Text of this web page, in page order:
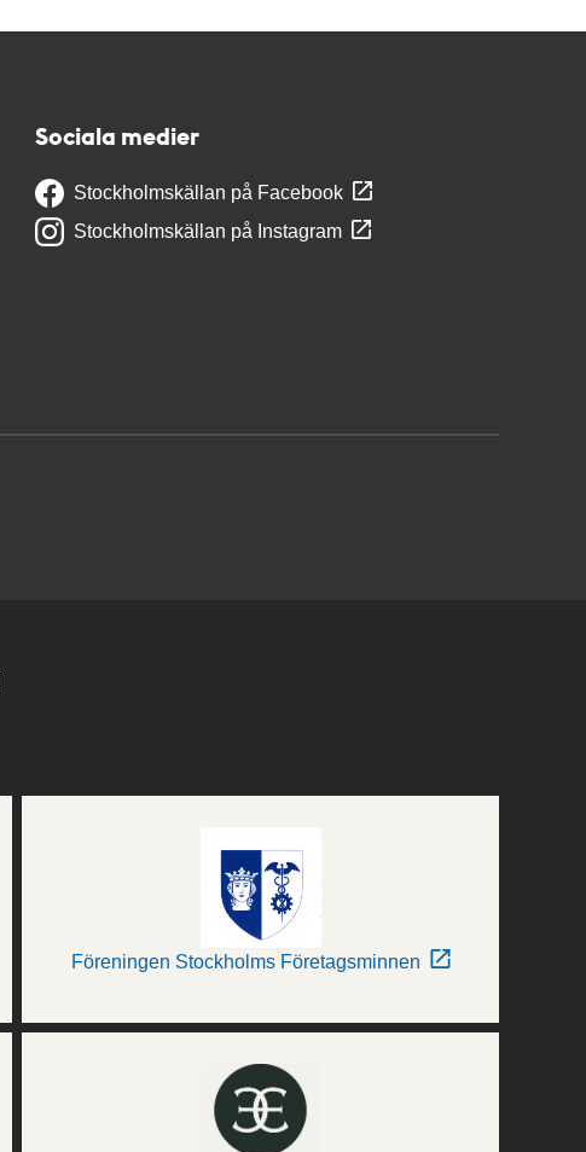
Sociala medier
Stockholmskällan på Facebook
Stockholmskällan på Instagram
Föreningen Stockholms Företagsminnen